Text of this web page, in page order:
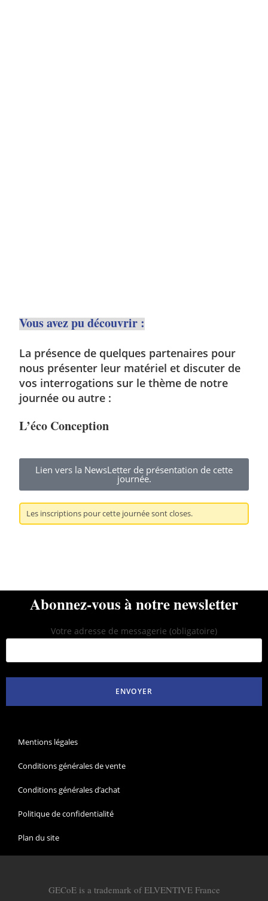
Vous avez pu découvrir :
La présence de quelques partenaires pour
nous présenter leur matériel et discuter de
vos interrogations sur le thème de notre
journée ou autre :
L’éco Conception
Lien vers la NewsLetter de présentation de cette
journée.
Les inscriptions pour cette journée sont closes.
Abonnez-vous à notre newsletter
Votre adresse de messagerie (obligatoire)
Mentions légales
Conditions générales de vente
Conditions générales d’achat
Politique de confidentialité
Plan du site
GECoE is a trademark of ELVENTIVE France